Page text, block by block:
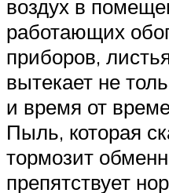
воздух в
работающих
приборов,
вытекает не
и время от
Пыль, которая
тормозит
препятствует